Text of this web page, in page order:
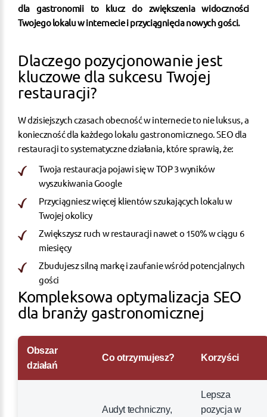
dla gastronomii to klucz do zwiększenia widoczności
Twojego lokalu w internecie i przyciągnięcia nowych gości.
Dlaczego pozycjonowanie jest
kluczowe dla sukcesu Twojej
restauracji?
W dzisiejszych czasach obecność w internecie to nie luksus, a
konieczność dla każdego lokalu gastronomicznego. SEO dla
restauracji to systematyczne działania, które sprawią, że:
Twoja restauracja pojawi się w TOP 3 wyników
wyszukiwania Google
Przyciągniesz więcej klientów szukających lokalu w
Twojej okolicy
Zwiększysz ruch w restauracji nawet o 150% w ciągu 6
miesięcy
Zbudujesz silną markę i zaufanie wśród potencjalnych
gości
Kompleksowa optymalizacja SEO
dla branży gastronomicznej
Obszar
działań
Co otrzymujesz? Korzyści
Audyt techniczny,
Lepsza
pozycja w